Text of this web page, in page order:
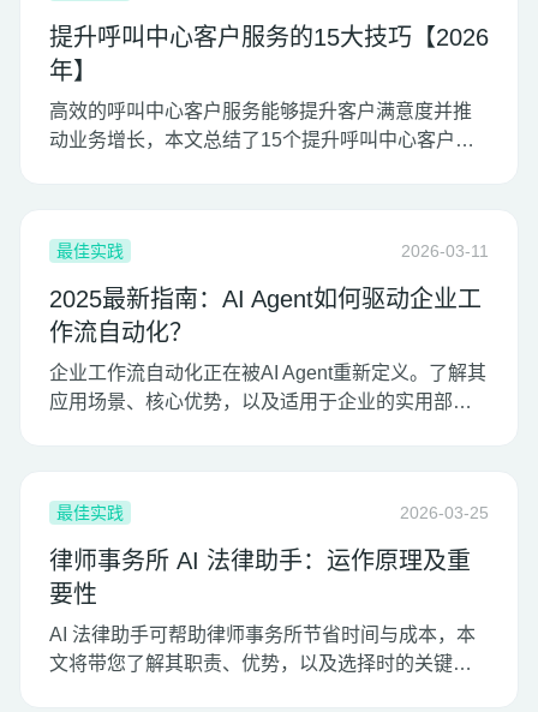
提升呼叫中心客户服务的15大技巧【2026
年】
高效的呼叫中心客户服务能够提升客户满意度并推
动业务增长，本文总结了15个提升呼叫中心客户服
最佳实践 2026-03-11
2025最新指南：AI Agent如何驱动企业工
作流自动化？
企业工作流自动化正在被AI Agent重新定义。了解其
应用场景、核心优势，以及适用于企业的实用部署
最佳实践 2026-03-25
律师事务所 AI 法律助手：运作原理及重
要性
AI 法律助手可帮助律师事务所节省时间与成本，本
文将带您了解其职责、优势，以及选择时的关键要